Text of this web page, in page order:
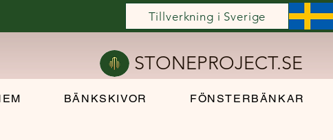
Tillverkning i Sverige
STONEPROJECT.SE
BÄNKSKIVOR FÖNSTERBÄNKAR